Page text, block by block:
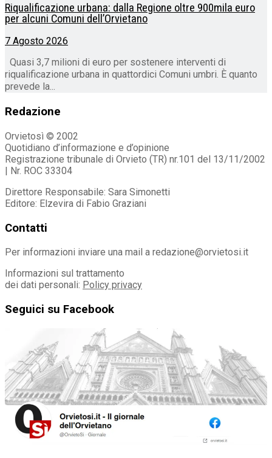
Riqualificazione urbana: dalla Regione oltre 900mila euro
per alcuni Comuni dell’Orvietano
7 Agosto 2026
Quasi 3,7 milioni di euro per sostenere interventi di
riqualificazione urbana in quattordici Comuni umbri. È quanto
prevede la...
Redazione
Orvietosì © 2002
Quotidiano d’informazione e d’opinione
Registrazione tribunale di Orvieto (TR) nr.101 del 13/11/2002
| Nr. ROC 33304
Direttore Responsabile: Sara Simonetti
Editore: Elzevira di Fabio Graziani
Contatti
Per informazioni inviare una mail a redazione@orvietosi.it
Informazioni sul trattamento
dei dati personali: Policy privacy
Seguici su Facebook